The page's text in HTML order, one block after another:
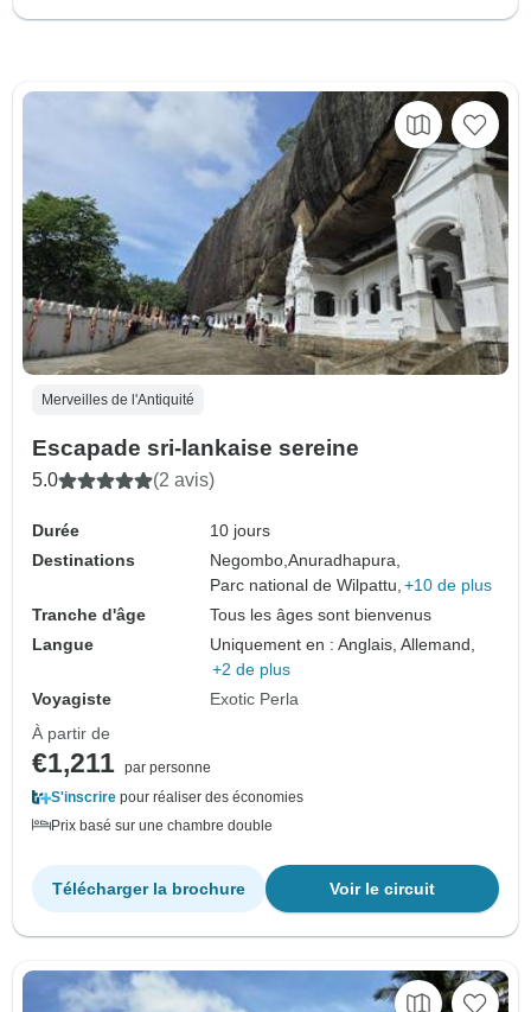
Merveilles de l'Antiquité
Escapade sri-lankaise sereine
5.0 (2 avis)
Durée
10 jours
Destinations
Negombo,Anuradhapura,
Parc national de Wilpattu, +10 de plus
Tranche d'âge
Tous les âges sont bienvenus
Langue
Uniquement en : Anglais, Allemand,
+2 de plus
Voyagiste
Exotic Perla
À partir de
€1,211 par personne
S'inscrire pour réaliser des économies
Prix basé sur une chambre double
Voir le circuit
Télécharger la brochure